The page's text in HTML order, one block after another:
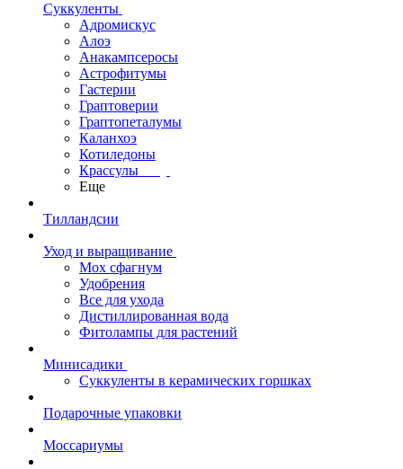
Суккуленты
Адромискус
Алоэ
Анакампсеросы
Астрофитумы
Гастерии
Граптоверии
Граптопеталумы
Каланхоэ
Котиледоны
Крассулы
Еще
Тилландсии
Уход и выращивание
Мох сфагнум
Удобрения
Все для ухода
Дистиллированная вода
Фитолампы для растений
Минисадики
Суккуленты в керамических горшках
Подарочные упаковки
Моссариумы